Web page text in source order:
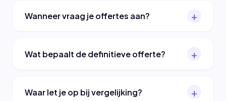
Wanneer vraag je offertes aan?
Wat bepaalt de definitieve offerte?
Waar let je op bij vergelijking?